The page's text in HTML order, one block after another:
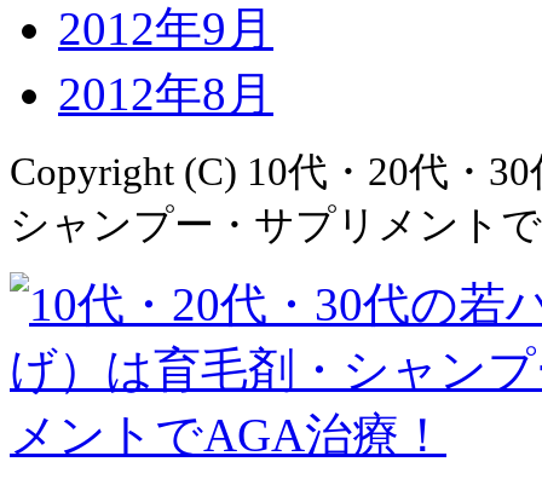
2012年9月
2012年8月
Copyright (C) 10代・20代・
シャンプー・サプリメント